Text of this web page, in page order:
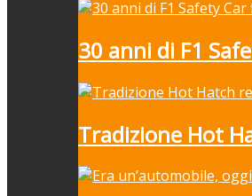
30 anni di F1
Tradizione Hot